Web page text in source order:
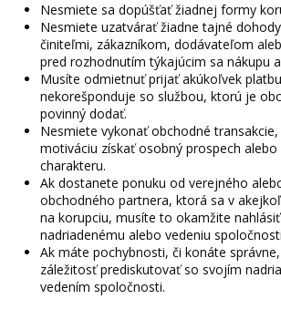
Nesmiete sa dopúšťať žiadnej formy
Nesmiete uzatvárať žiadne tajné
činiteľmi, zákazníkom, dodávateľom
pred rozhodnutím týkajúcim sa nákupu
Musíte odmietnuť prijať akúkoľvek
nekorešponduje so službou, ktorú je
povinný dodať.
Nesmiete vykonať obchodné
motiváciu získať osobný prospech
charakteru.
Ak dostanete ponuku od verejného
obchodného partnera, ktorá sa v
na korupciu, musíte to okamžite
nadriadenému alebo vedeniu spoločnosti
Ak máte pochybnosti, či konáte
záležitosť prediskutovať so svojím
vedením spoločnosti.